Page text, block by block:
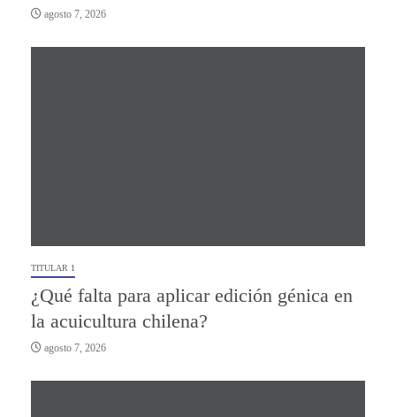
agosto 7, 2026
TITULAR 1
¿Qué falta para aplicar edición génica en
la acuicultura chilena?
agosto 7, 2026